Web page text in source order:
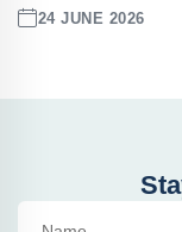
24 JUNE 2026